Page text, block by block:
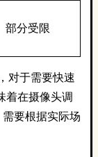
部分受限
对于需要快速
着在摄像头调
要根据实际场